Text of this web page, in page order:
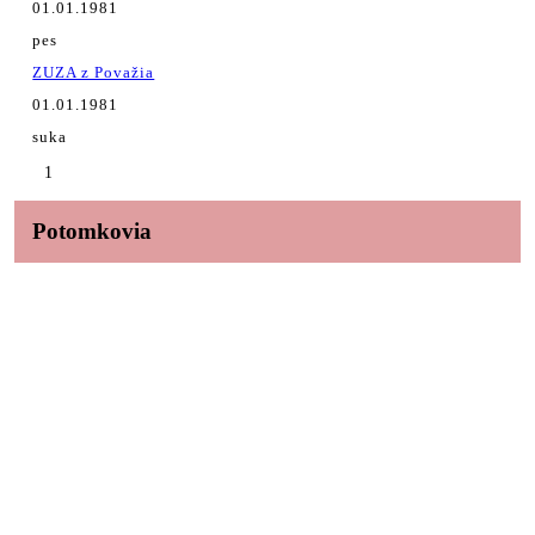
01.01.1981
pes
ZUZA z Považia
01.01.1981
suka
1
Potomkovia